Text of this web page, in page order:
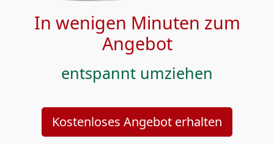
In wenigen Minuten zum
Angebot
entspannt umziehen
Kostenloses Angebot erhalten